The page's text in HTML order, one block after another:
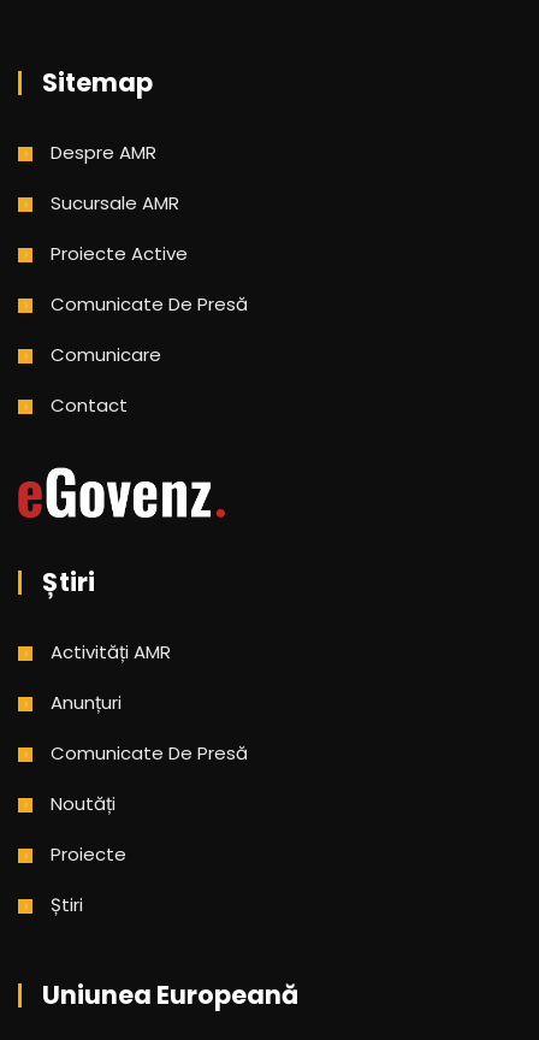
Sitemap
Despre AMR
Sucursale AMR
Proiecte Active
Comunicate De Presă
Comunicare
Contact
Știri
Activități AMR
Anunțuri
Comunicate De Presă
Noutăți
Proiecte
Știri
Uniunea Europeană